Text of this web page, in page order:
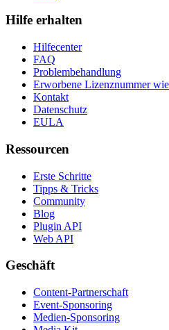
Hilfe erhalten
Hilfecenter
FAQ
Problembehandlung
Erworbene Lizenznummer
Kontakt
Datenschutz
EULA
Ressourcen
Erste Schritte
Tipps & Tricks
Community
Blog
Plugin API
Web API
Geschäft
Content-Partnerschaft
Event-Sponsoring
Medien-Sponsoring